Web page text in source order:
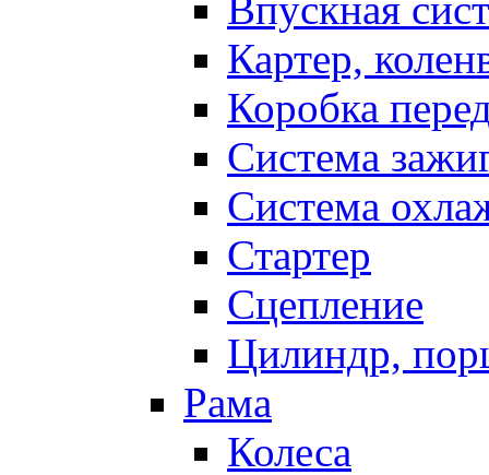
Картер,
Коробка
Система
Система
Стартер
Сцепление
Цилиндр,
Рама
Колеса